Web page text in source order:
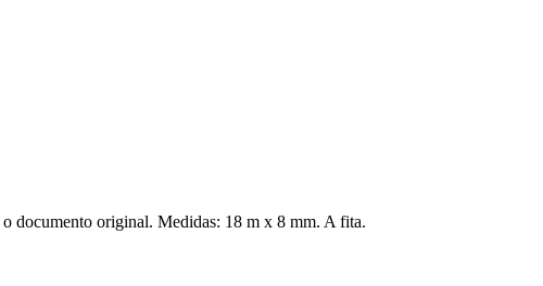
documento original. Medidas: 18 m x 8 mm. A fita.